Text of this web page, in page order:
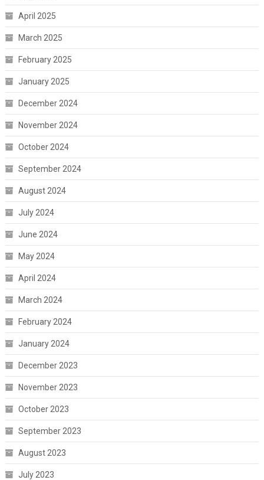
April 2025
March 2025
February 2025
January 2025
December 2024
November 2024
October 2024
September 2024
August 2024
July 2024
June 2024
May 2024
April 2024
March 2024
February 2024
January 2024
December 2023
November 2023
October 2023
September 2023
August 2023
July 2023